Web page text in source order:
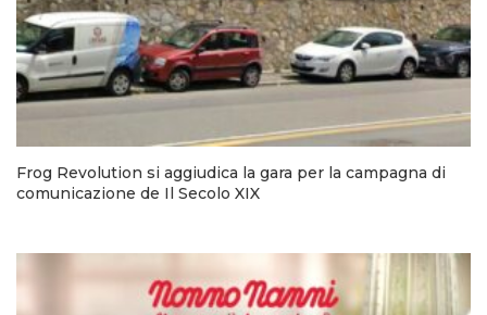
Frog Revolution si aggiudica la gara per la campagna di
comunicazione de Il Secolo XIX